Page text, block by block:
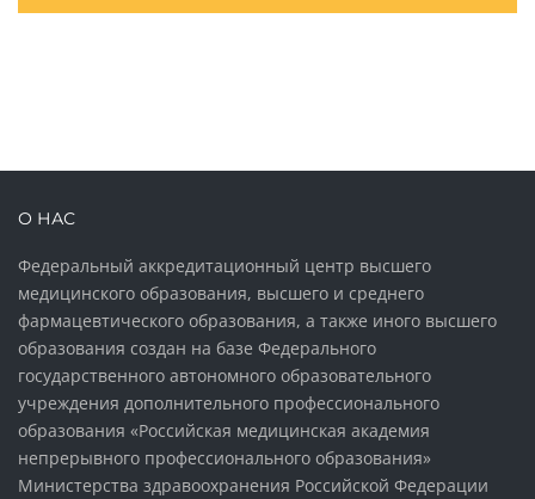
О НАС
Федеральный аккредитационный центр высшего
медицинского образования, высшего и среднего
фармацевтического образования, а также иного высшего
образования создан на базе Федерального
государственного автономного образовательного
учреждения дополнительного профессионального
образования «Российская медицинская академия
непрерывного профессионального образования»
Министерства здравоохранения Российской Федерации